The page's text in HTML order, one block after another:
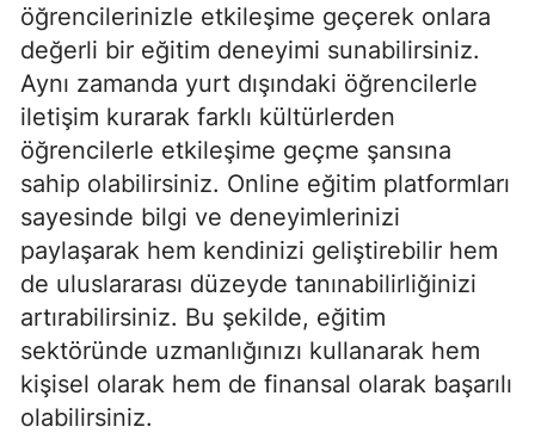
öğrencilerinizle etkileşime geçerek onlara
değerli bir eğitim deneyimi sunabilirsiniz.
Aynı zamanda yurt dışındaki öğrencilerle
iletişim kurarak farklı kültürlerden
öğrencilerle etkileşime geçme şansına
sahip olabilirsiniz. Online eğitim platformları
sayesinde bilgi ve deneyimlerinizi
paylaşarak hem kendinizi geliştirebilir hem
de uluslararası düzeyde tanınabilirliğinizi
artırabilirsiniz. Bu şekilde, eğitim
sektöründe uzmanlığınızı kullanarak hem
kişisel olarak hem de finansal olarak başarılı
olabilirsiniz.